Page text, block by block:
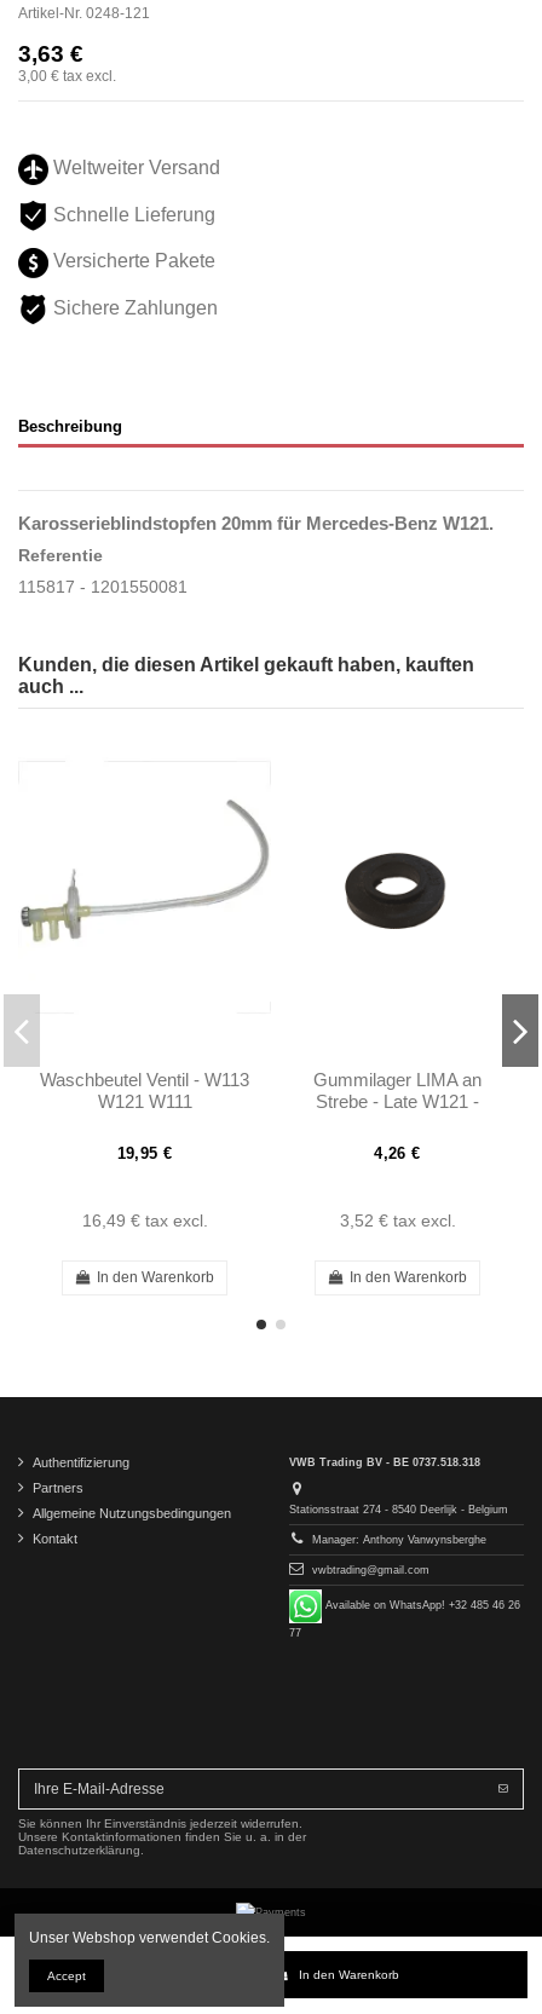
Artikel-Nr. 0248-121
3,63 €
3,00 € tax excl.
In den Warenkorb
Weltweiter Versand
Schnelle Lieferung
Versicherte Pakete
Sichere Zahlungen
Beschreibung
Karosserieblindstopfen 20mm für Mercedes-Benz W121.
Referentie
115817 - 1201550081
Kunden, die diesen Artikel gekauft haben, kauften
auch ...
Waschbeutel Ventil - W113
W121 W111
19,95 €
16,49 € tax excl.
In den Warenkorb
Gummilager LIMA an
Strebe - Late W121 -
4,26 €
3,52 € tax excl.
In den Warenkorb
Authentifizierung
Partners
Allgemeine Nutzungsbedingungen
Kontakt
VWB Trading BV - BE 0737.518.318
Stationsstraat 274 - 8540 Deerlijk - Belgium
Manager: Anthony Vanwynsberghe
vwbtrading@gmail.com
Available on WhatsApp! +32 485 46 26
77
Sie können Ihr Einverständnis jederzeit widerrufen.
Unsere Kontaktinformationen finden Sie u. a. in der
Datenschutzerklärung.
Copyright © 2016-2026 VWB Trading BV. All rights reserved.
Die Firma VWB Trading ist nicht mit der Mercedes-Benz Group AG verbunden, von dieser autorisiert
oder empfohlen. Alle Teilenummern und Beschreibungen dienen nur zu Referenzzwecken.
Unser Webshop verwendet Cookies.
Accept